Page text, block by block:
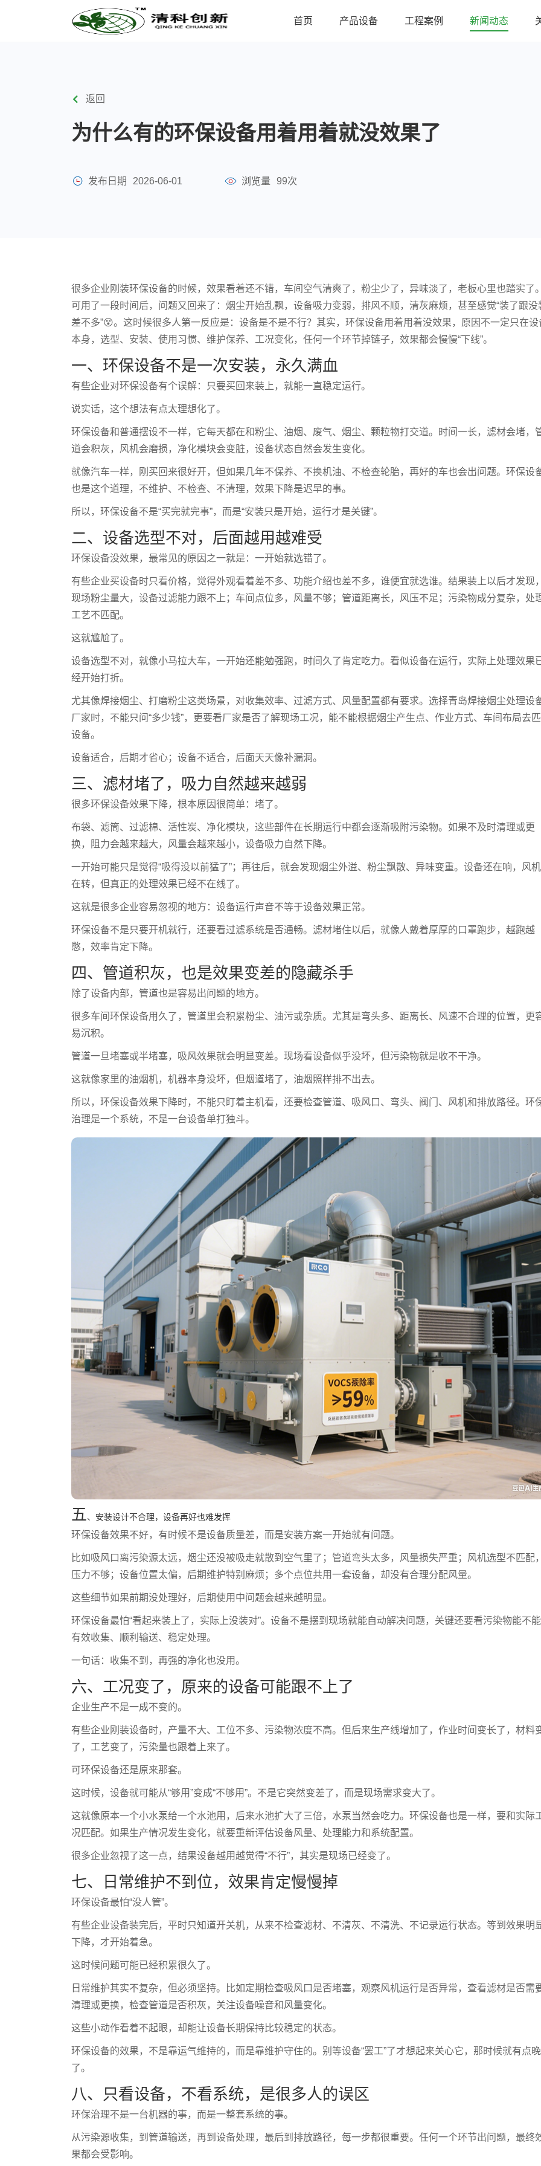
首页 产品设备 工程案例 新闻动态
返回
为什么有的环保设备用着用着就没效果了
发布日期 2026-06-01 浏览量 99次
很多企业刚装环保设备的时候，效果看着还不错，车间空气清爽了，粉尘少了，异味淡了，老板心里也踏实了
可用了一段时间后，问题又回来了：烟尘开始乱飘，设备吸力变弱，排风不顺，清灰麻烦，甚至感觉“装了跟没
差不多”😵。这时候很多人第一反应是：设备是不是不行？其实，环保设备用着用着没效果，原因不一定只在设
本身，选型、安装、使用习惯、维护保养、工况变化，任何一个环节掉链子，效果都会慢慢“下线”。
一、环保设备不是一次安装，永久满血
有些企业对环保设备有个误解：只要买回来装上，就能一直稳定运行。
说实话，这个想法有点太理想化了。
环保设备和普通摆设不一样，它每天都在和粉尘、油烟、废气、烟尘、颗粒物打交道。时间一长，滤材会堵，
道会积灰，风机会磨损，净化模块会变脏，设备状态自然会发生变化。
就像汽车一样，刚买回来很好开，但如果几年不保养、不换机油、不检查轮胎，再好的车也会出问题。环保设
也是这个道理，不维护、不检查、不清理，效果下降是迟早的事。
所以，环保设备不是“买完就完事”，而是“安装只是开始，运行才是关键”。
二、设备选型不对，后面越用越难受
环保设备没效果，最常见的原因之一就是：一开始就选错了。
有些企业买设备时只看价格，觉得外观看着差不多、功能介绍也差不多，谁便宜就选谁。结果装上以后才发现
现场粉尘量大，设备过滤能力跟不上；车间点位多，风量不够；管道距离长，风压不足；污染物成分复杂，处
工艺不匹配。
这就尴尬了。
设备选型不对，就像小马拉大车，一开始还能勉强跑，时间久了肯定吃力。看似设备在运行，实际上处理效果
经开始打折。
尤其像焊接烟尘、打磨粉尘这类场景，对收集效率、过滤方式、风量配置都有要求。选择青岛焊接烟尘处理设
厂家时，不能只问“多少钱”，更要看厂家是否了解现场工况，能不能根据烟尘产生点、作业方式、车间布局去
设备。
设备适合，后期才省心；设备不适合，后面天天像补漏洞。
三、滤材堵了，吸力自然越来越弱
很多环保设备效果下降，根本原因很简单：堵了。
布袋、滤筒、过滤棉、活性炭、净化模块，这些部件在长期运行中都会逐渐吸附污染物。如果不及时清理或更
换，阻力会越来越大，风量会越来越小，设备吸力自然下降。
一开始可能只是觉得“吸得没以前猛了”；再往后，就会发现烟尘外溢、粉尘飘散、异味变重。设备还在响，风
在转，但真正的处理效果已经不在线了。
这就是很多企业容易忽视的地方：设备运行声音不等于设备效果正常。
环保设备不是只要开机就行，还要看过滤系统是否通畅。滤材堵住以后，就像人戴着厚厚的口罩跑步，越跑越
憋，效率肯定下降。
四、管道积灰，也是效果变差的隐藏杀手
除了设备内部，管道也是容易出问题的地方。
很多车间环保设备用久了，管道里会积累粉尘、油污或杂质。尤其是弯头多、距离长、风速不合理的位置，更
易沉积。
管道一旦堵塞或半堵塞，吸风效果就会明显变差。现场看设备似乎没坏，但污染物就是收不干净。
这就像家里的油烟机，机器本身没坏，但烟道堵了，油烟照样排不出去。
所以，环保设备效果下降时，不能只盯着主机看，还要检查管道、吸风口、弯头、阀门、风机和排放路径。环
治理是一个系统，不是一台设备单打独斗。
五、安装设计不合理，设备再好也难发挥
环保设备效果不好，有时候不是设备质量差，而是安装方案一开始就有问题。
比如吸风口离污染源太远，烟尘还没被吸走就散到空气里了；管道弯头太多，风量损失严重；风机选型不匹配
压力不够；设备位置太偏，后期维护特别麻烦；多个点位共用一套设备，却没有合理分配风量。
这些细节如果前期没处理好，后期使用中问题会越来越明显。
环保设备最怕“看起来装上了，实际上没装对”。设备不是摆到现场就能自动解决问题，关键还要看污染物能不
有效收集、顺利输送、稳定处理。
一句话：收集不到，再强的净化也没用。
六、工况变了，原来的设备可能跟不上了
企业生产不是一成不变的。
有些企业刚装设备时，产量不大、工位不多、污染物浓度不高。但后来生产线增加了，作业时间变长了，材料
了，工艺变了，污染量也跟着上来了。
可环保设备还是原来那套。
这时候，设备就可能从“够用”变成“不够用”。不是它突然变差了，而是现场需求变大了。
这就像原本一个小水泵给一个水池用，后来水池扩大了三倍，水泵当然会吃力。环保设备也是一样，要和实际
况匹配。如果生产情况发生变化，就要重新评估设备风量、处理能力和系统配置。
很多企业忽视了这一点，结果设备越用越觉得“不行”，其实是现场已经变了。
七、日常维护不到位，效果肯定慢慢掉
环保设备最怕“没人管”。
有些企业设备装完后，平时只知道开关机，从来不检查滤材、不清灰、不清洗、不记录运行状态。等到效果明
下降，才开始着急。
这时候问题可能已经积累很久了。
日常维护其实不复杂，但必须坚持。比如定期检查吸风口是否堵塞，观察风机运行是否异常，查看滤材是否需
清理或更换，检查管道是否积灰，关注设备噪音和风量变化。
这些小动作看着不起眼，却能让设备长期保持比较稳定的状态。
环保设备的效果，不是靠运气维持的，而是靠维护守住的。别等设备“罢工”了才想起来关心它，那时候就有点晚
了。
八、只看设备，不看系统，是很多人的误区
环保治理不是一台机器的事，而是一整套系统的事。
从污染源收集，到管道输送，再到设备处理，最后到排放路径，每一步都很重要。任何一个环节出问题，最终
果都会受影响。